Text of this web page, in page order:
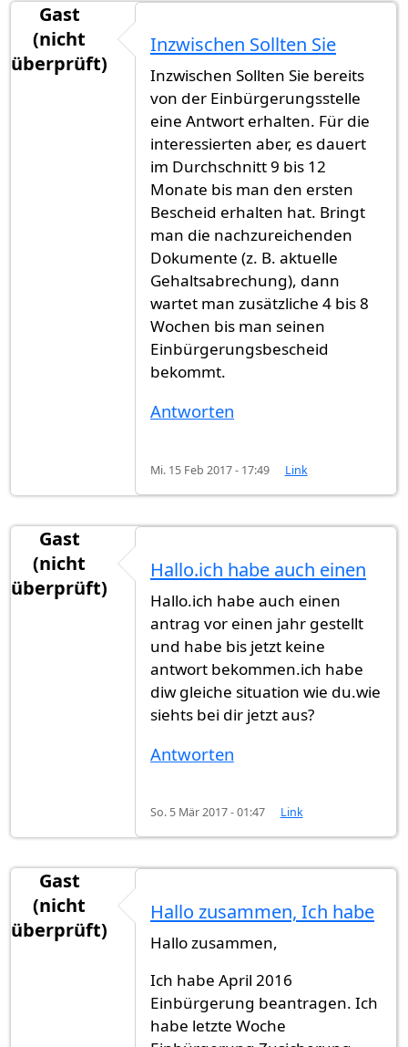
Gast
(nicht
überprüft)
Inzwischen Sollten Sie
Inzwischen Sollten Sie bereits
von der Einbürgerungsstelle
eine Antwort erhalten. Für die
interessierten aber, es dauert
im Durchschnitt 9 bis 12
Monate bis man den ersten
Bescheid erhalten hat. Bringt
man die nachzureichenden
Dokumente (z. B. aktuelle
Gehaltsabrechung), dann
wartet man zusätzliche 4 bis 8
Wochen bis man seinen
Einbürgerungsbescheid
bekommt.
Antworten
Mi. 15 Feb 2017 - 17:49 Link
Gast
(nicht
überprüft)
Hallo.ich habe auch einen
Hallo.ich habe auch einen
antrag vor einen jahr gestellt
und habe bis jetzt keine
antwort bekommen.ich habe
diw gleiche situation wie du.wie
siehts bei dir jetzt aus?
Antworten
So. 5 Mär 2017 - 01:47 Link
Gast
(nicht
überprüft)
Hallo zusammen, Ich habe
Hallo zusammen,
Ich habe April 2016
Einbürgerung beantragen. Ich
habe letzte Woche